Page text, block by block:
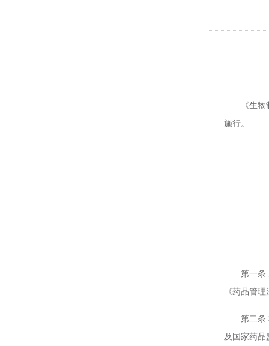
《生物制
施行。
第一条 为
《药品管
第二条 本
及国家药品